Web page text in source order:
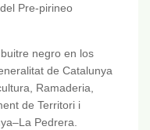
Pre-pirineo
negro en los
de Catalunya
Ramaderia,
de Territori i
Pedrera.